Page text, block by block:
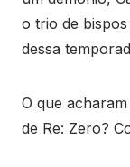
o trio de
dessa
O que
de Re: Zero?